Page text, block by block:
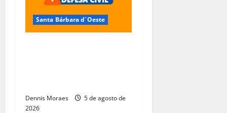
Santa Bárbara d´Oeste
Dennis Moraes
5 de agosto de
2026